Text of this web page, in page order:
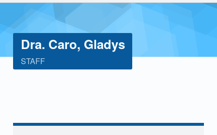
Dra. Caro, Gladys
STAFF
r